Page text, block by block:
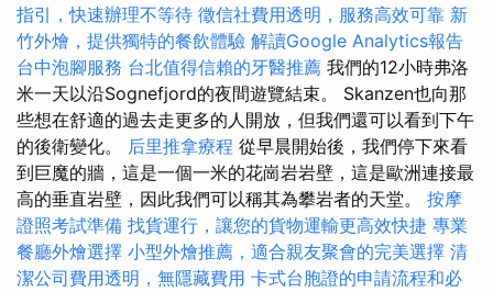
指引，快速辦理不等待 徵信社費用透明，服務高效可靠 新
竹外燴，提供獨特的餐飲體驗 解讀Google Analytics報告
台中泡腳服務 台北值得信賴的牙醫推薦 我們的12小時弗洛
米一天以沿Sognefjord的夜間遊覽結束。 Skanzen也向那
些想在舒適的過去走更多的人開放，但我們還可以看到下午
的後衛變化。 后里推拿療程 從早晨開始後，我們停下來看
到巨魔的牆，這是一個一米的花崗岩岩壁，這是歐洲連接最
高的垂直岩壁，因此我們可以稱其為攀岩者的天堂。 按摩
證照考試準備 找貨運行，讓您的貨物運輸更高效快捷 專業
餐廳外燴選擇 小型外燴推薦，適合親友聚會的完美選擇 清
潔公司費用透明，無隱藏費用 卡式台胞證的申請流程和必